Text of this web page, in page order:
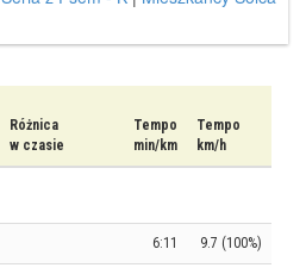
Różnica
w czasie
Tempo
min/km
Tempo
km/h
6:11 9.7 (100%)